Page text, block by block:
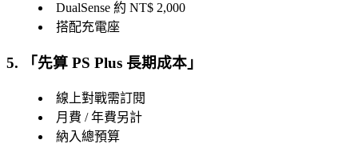
DualSense 約 NT$ 2,000
搭配充電座
5. 「 先算 PS Plus 長期成本 」
線上對戰需訂閱
月費 / 年費另計
納入總預算